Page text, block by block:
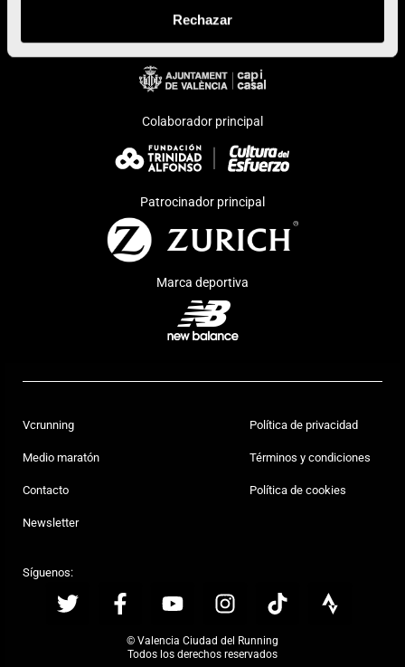
Rechazar
Patrocinador institucional
Colaborador principal
Patrocinador principal
Marca deportiva
Vcrunning
Medio maratón
Contacto
Newsletter
Política de privacidad
Términos y condiciones
Política de cookies
Síguenos:
© Valencia Ciudad del Running
Todos los derechos reservados